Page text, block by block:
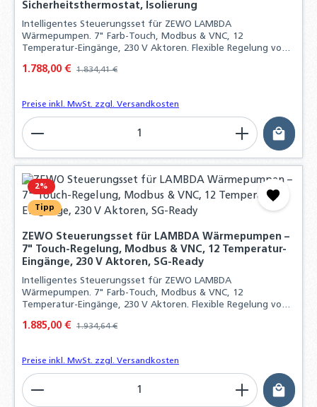
Sicherheitsthermostat, Isolierung
Intelligentes Steuerungsset für ZEWO LAMBDA
Wärmepumpen. 7" Farb-Touch, Modbus & VNC, 12
Temperatur-Eingänge, 230 V Aktoren. Flexible Regelung von
Verkaufspreis:
1.788,00 € Regulärer Preis:
1.834,41 €
Preise inkl. MwSt. zzgl. Versandkosten
Produkt Anzahl: Gib den gewünschten Wert
2%
Tipp
ZEWO Steuerungsset für LAMBDA Wärmepumpen –
7" Touch-Regelung, Modbus & VNC, 12 Temperatur-
Eingänge, 230 V Aktoren, SG-Ready
Intelligentes Steuerungsset für ZEWO LAMBDA
Wärmepumpen. 7" Farb-Touch, Modbus & VNC, 12
Temperatur-Eingänge, 230 V Aktoren. Flexible Regelung von
Verkaufspreis:
1.885,00 € Regulärer Preis:
1.934,64 €
Preise inkl. MwSt. zzgl. Versandkosten
Produkt Anzahl: Gib den gewünschten Wert